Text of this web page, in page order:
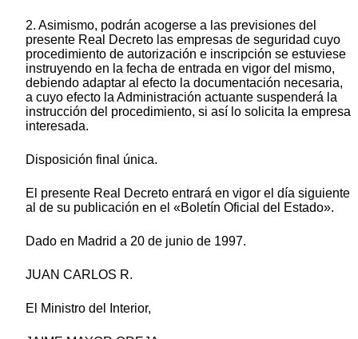
2. Asimismo, podrán acogerse a las previsiones del
presente Real Decreto las empresas de seguridad cuyo
procedimiento de autorización e inscripción se estuviese
instruyendo en la fecha de entrada en vigor del mismo,
debiendo adaptar al efecto la documentación necesaria,
a cuyo efecto la Administración actuante suspenderá la
instrucción del procedimiento, si así lo solicita la empresa
interesada.
Disposición final única.
El presente Real Decreto entrará en vigor el día siguiente
al de su publicación en el «Boletín Oficial del Estado».
Dado en Madrid a 20 de junio de 1997.
JUAN CARLOS R.
El Ministro del Interior,